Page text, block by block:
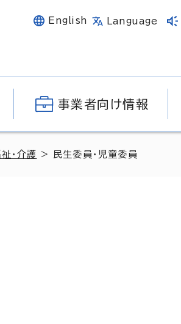
English Language
事業者向け情報
・介護 > 民生委員・児童委員